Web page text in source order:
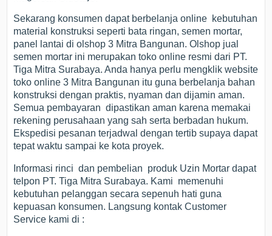
Sekarang konsumen dapat berbelanja online kebutuhan
material konstruksi seperti bata ringan, semen mortar,
panel lantai di olshop 3 Mitra Bangunan. Olshop jual
semen mortar ini merupakan toko online resmi dari PT.
Tiga Mitra Surabaya. Anda hanya perlu mengklik website
toko online 3 Mitra Bangunan itu guna berbelanja bahan
konstruksi dengan praktis, nyaman dan dijamin aman.
Semua pembayaran dipastikan aman karena memakai
rekening perusahaan yang sah serta berbadan hukum.
Ekspedisi pesanan terjadwal dengan tertib supaya dapat
tepat waktu sampai ke kota proyek.
Informasi rinci dan pembelian produk Uzin Mortar dapat
telpon PT. Tiga Mitra Surabaya. Kami memenuhi
kebutuhan pelanggan secara sepenuh hati guna
kepuasan konsumen. Langsung kontak Customer
Service kami di :